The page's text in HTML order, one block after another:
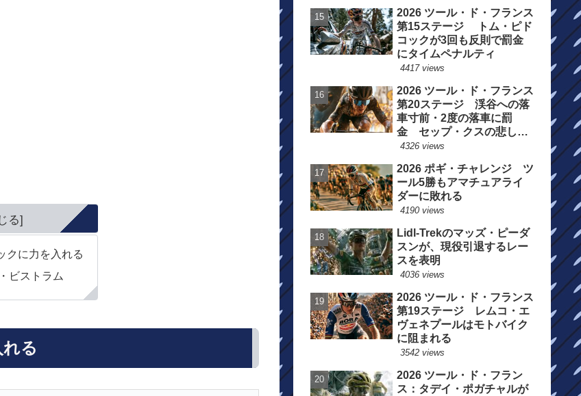
クに力を入れる
ビストラム
る
2026 ツール・ド・フランス
第15ステージ トム・ピド
コックが3回も反則で罰金
にタイムペナルティ
4417 views
2026 ツール・ド・フランス
第20ステージ 渓谷への落
車寸前・2度の落車に罰
金 セップ・クスの悲しい
一日
4326 views
2026 ポギ・チャレンジ ツ
ール5勝もアマチュアライ
ダーに敗れる
4190 views
Lidl-Trekのマッズ・ピーダ
スンが、現役引退するレー
スを表明
4036 views
2026 ツール・ド・フランス
第19ステージ レムコ・エ
ヴェネプールはモトバイク
に阻まれる
3542 views
2026 ツール・ド・フラン
ス：タデイ・ポガチャルが